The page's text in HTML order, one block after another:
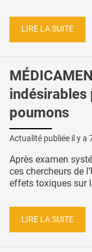
LIRE LA SUITE
indésirables
poumons
Actualité publiée il y a
Après examen
ces chercheurs de
effets toxiques sur
LIRE LA SUITE